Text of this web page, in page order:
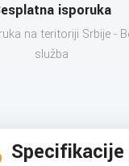
isporuka
na teritoriji Srbije -
služba
Specifikacije